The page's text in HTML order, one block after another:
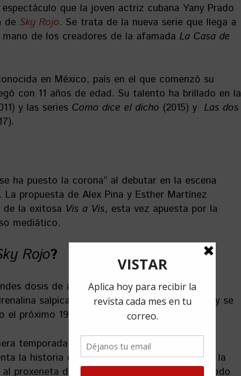
que la joven actriz cubana Yany Prado
de Sky Rojo. Se trata de la nueva serie que llega a
de los creadores de la afamada La Casa de
en México, país en el que comenzó su
con 11 años de edad. Su talento ha brillado en la
y las series Como dice el dicho (2015) y Las dos
ha puesto la corona” al debutar en la escena
. La propuesta de Alex Pina y Esther Martínez
la exitosa Vis a Vis, esta vez apuesta por la
mediático.
Rojo?
dosis de acción, huidas y carreras por la
salpicada con toques de humor negro y se
próximo 19 de marzo.
temporada contará con 8 capítulos de 25
la historia de tres prostitutas que se dan a la
proxeneta del club en el que trabajan. De modo